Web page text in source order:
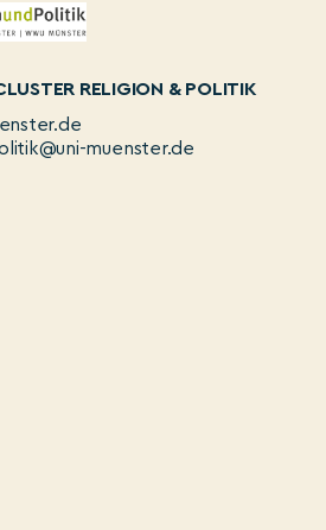
RELIGION & POLITIK
muenster.de